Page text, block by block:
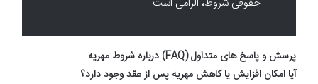
پرسش و پاسخ های متداول (FAQ) درباره شروط مهریه
آیا امکان افزایش یا کاهش مهریه پس از عقد وجود دارد؟